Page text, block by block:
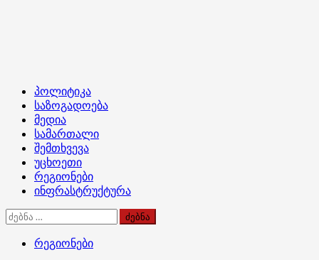
Primary
Menu
პოლიტიკა
საზოგადოება
მედია
სამართალი
შემთხვევა
უცხოეთი
რეგიონები
ინფრასტრუქტურა
ძებნა:
რეგიონები